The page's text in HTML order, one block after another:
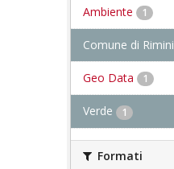
Ambiente 1
Comune di Rimini
Geo Data 1
Verde 1
Formati